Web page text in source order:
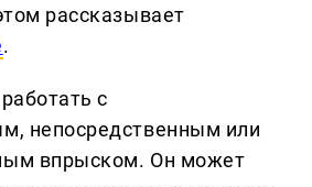
рассказывает
.
с
непосредственным или
впрыском. Он может